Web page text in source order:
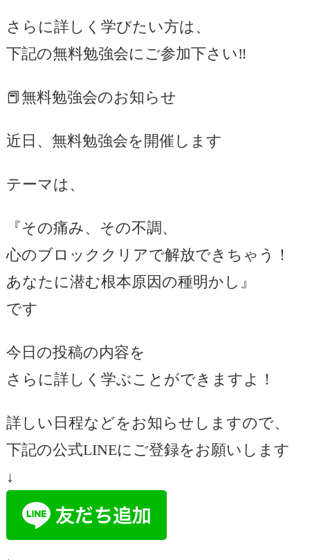
さらに詳しく学びたい方は、
下記の無料勉強会にご参加下さい‼️
📕無料勉強会のお知らせ
近日、無料勉強会を開催します
テーマは、
『その痛み、その不調、
心のブロッククリアで解放できちゃう！
あなたに潜む根本原因の種明かし』
です
今日の投稿の内容を
さらに詳しく学ぶことができますよ！
詳しい日程などをお知らせしますので、
下記の公式LINEにご登録をお願いします
↓